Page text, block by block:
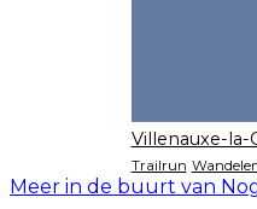
Villenauxe-la-
Trailrun
Meer in de buurt van